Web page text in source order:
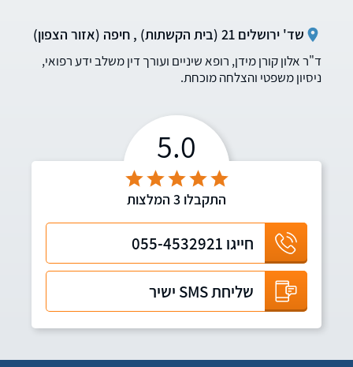
שד' ירושלים 21 (בית הקשתות) , חיפה (אזור הצפון)
ד"ר אלון קורן מידן, רופא שיניים ועורך דין משלב ידע רפואי,
ניסיון משפטי והצלחה מוכחת.
5.0
התקבלו 3 המלצות
חייגו 055-4532921
שליחת SMS ישיר